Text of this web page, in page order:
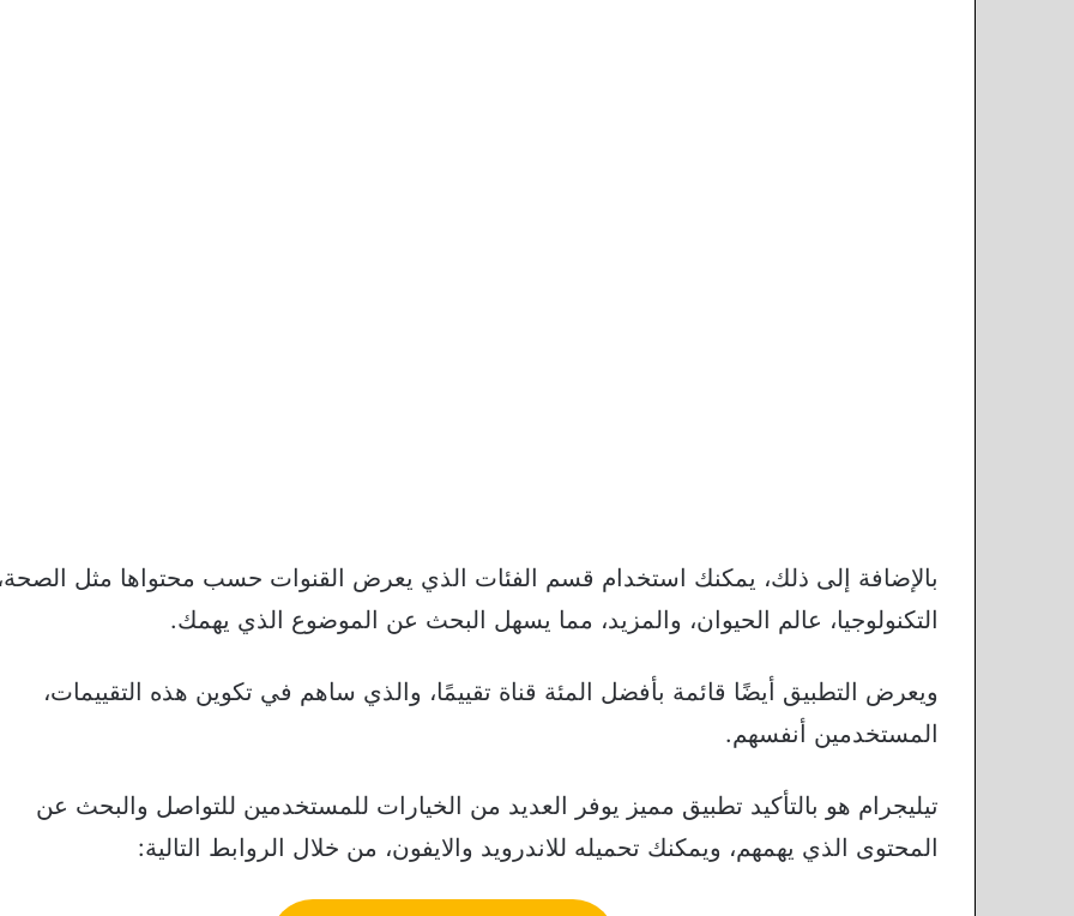
بالإضافة إلى ذلك، يمكنك استخدام قسم الفئات الذي يعرض القنوات حسب محتواها مثل
التكنولوجيا، عالم الحيوان، والمزيد، مما يسهل البحث عن الموضوع الذي يهمك.
ويعرض التطبيق أيضًا قائمة بأفضل المئة قناة تقييمًا، والذي ساهم في تكوين هذه التقييمات،
المستخدمين أنفسهم.
تيليجرام هو بالتأكيد تطبيق مميز يوفر العديد من الخيارات للمستخدمين للتواصل والبحث عن
المحتوى الذي يهمهم، ويمكنك تحميله للاندرويد والايفون، من خلال الروابط التالية: